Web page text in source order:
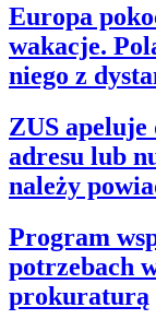
Europa
wakacje.
niego z
ZUS apeluje
adresu lub
należy
Program
potrzebach
prokuraturą